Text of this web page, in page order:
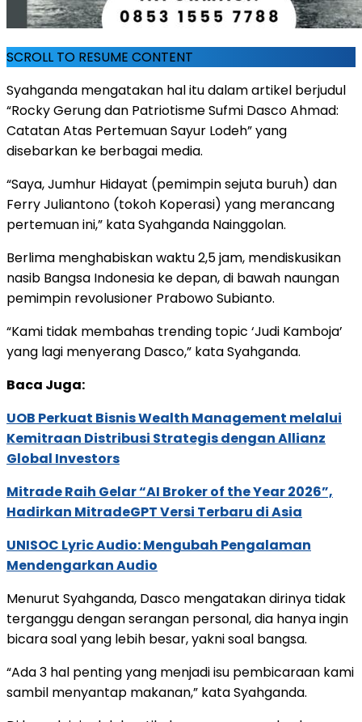
SCROLL TO RESUME CONTENT
Syahganda mengatakan hal itu dalam artikel berjudul
“Rocky Gerung dan Patriotisme Sufmi Dasco Ahmad:
Catatan Atas Pertemuan Sayur Lodeh” yang
disebarkan ke berbagai media.
“Saya, Jumhur Hidayat (pemimpin sejuta buruh) dan
Ferry Juliantono (tokoh Koperasi) yang merancang
pertemuan ini,” kata Syahganda Nainggolan.
Berlima menghabiskan waktu 2,5 jam, mendiskusikan
nasib Bangsa Indonesia ke depan, di bawah naungan
pemimpin revolusioner Prabowo Subianto.
“Kami tidak membahas trending topic ‘Judi Kamboja’
yang lagi menyerang Dasco,” kata Syahganda.
Baca Juga:
UOB Perkuat Bisnis Wealth Management melalui
Kemitraan Distribusi Strategis dengan Allianz
Global Investors
Mitrade Raih Gelar “AI Broker of the Year 2026”,
Hadirkan MitradeGPT Versi Terbaru di Asia
UNISOC Lyric Audio: Mengubah Pengalaman
Mendengarkan Audio
Menurut Syahganda, Dasco mengatakan dirinya tidak
terganggu dengan serangan personal, dia hanya ingin
bicara soal yang lebih besar, yakni soal bangsa.
“Ada 3 hal penting yang menjadi isu pembicaraan kami
sambil menyantap makanan,” kata Syahganda.